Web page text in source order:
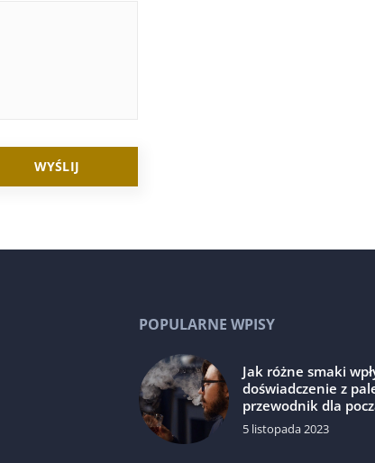
POPULARNE WPISY
Jak różne smaki
doświadczenie z
przewodnik dla
5 listopada 2023